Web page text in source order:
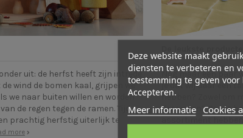
uit: de herfst heeft zijn intrede
wind de bomen kaal, grijpen we
we naar buiten willen en worden
de regen tegen de ramen. Tijd
prachtig herfstig uiterlijk te
more
Nog maar een paar
je dat wij daar een
hebben? Zowel om
decoreren? Ben je
Deze website maakt
diensten te verbeteren en
toestemming te geven
Accepteren.
Meer informatie Cookies